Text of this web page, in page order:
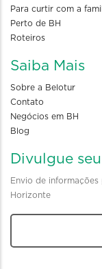
Para curtir com a
Perto de BH
Roteiros
Saiba Mais
Sobre a Belotur
Contato
Negócios em BH
Blog
Divulgue
Envio de
Horizonte